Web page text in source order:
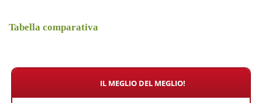
Tabella comparativa
IL MEGLIO DEL MEGLIO!